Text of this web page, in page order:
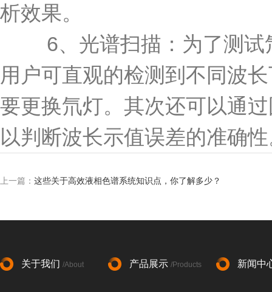
析效果。
6、光谱扫描：为了测试
用户可直观的检测到不同波
要更换氘灯。其次还可以通
以判断波长示值误差的准确
上一篇： 这些关于高效液相色谱系统知识点，你了解多少？
关于我们 /About 产品展示 /Products 新闻中